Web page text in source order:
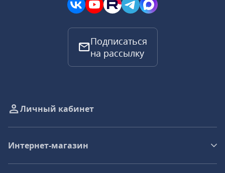
Подписаться
на рассылку
Личный кабинет
Интернет-магазин